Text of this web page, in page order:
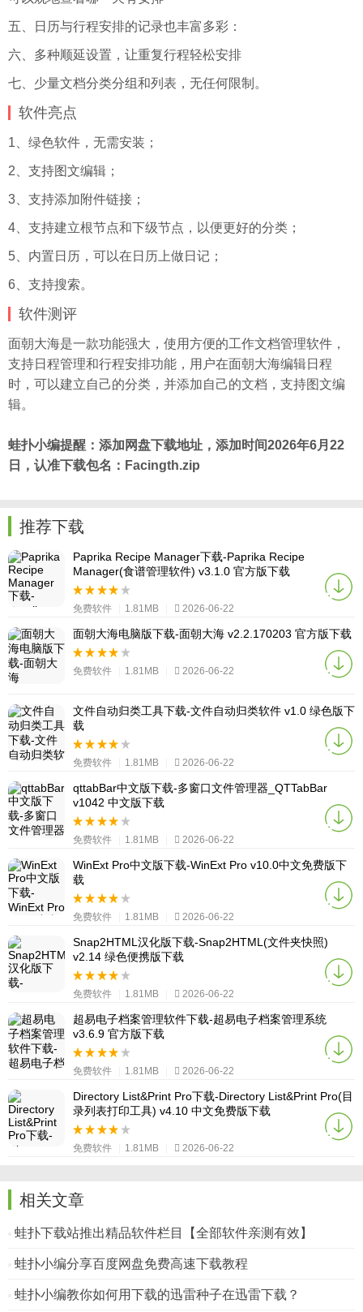
五、日历与行程安排的记录也丰富多彩：
六、多种顺延设置，让重复行程轻松安排
七、少量文档分类分组和列表，无任何限制。
软件亮点
1、绿色软件，无需安装；
2、支持图文编辑；
3、支持添加附件链接；
4、支持建立根节点和下级节点，以便更好的分类；
5、内置日历，可以在日历上做日记；
6、支持搜索。
软件测评
面朝大海是一款功能强大，使用方便的工作文档管理软件，
支持日程管理和行程安排功能，用户在面朝大海编辑日程
时，可以建立自己的分类，并添加自己的文档，支持图文编
辑。
蛙扑小编提醒：添加网盘下载地址，添加时间2026年6月22
日，认准下载包名：Facingth.zip
推荐下载
Paprika Recipe Manager下载-Paprika Recipe
Manager(食谱管理软件) v3.1.0 官方版下载
免费软件 1.81MB 2026-06-22
面朝大海电脑版下载-面朝大海 v2.2.170203 官方版下载
免费软件 1.81MB 2026-06-22
文件自动归类工具下载-文件自动归类软件 v1.0 绿色版下
载
免费软件 1.81MB 2026-06-22
qttabBar中文版下载-多窗口文件管理器_QTTabBar
v1042 中文版下载
免费软件 1.81MB 2026-06-22
WinExt Pro中文版下载-WinExt Pro v10.0中文免费版下
载
免费软件 1.81MB 2026-06-22
Snap2HTML汉化版下载-Snap2HTML(文件夹快照)
v2.14 绿色便携版下载
免费软件 1.81MB 2026-06-22
超易电子档案管理软件下载-超易电子档案管理系统
v3.6.9 官方版下载
免费软件 1.81MB 2026-06-22
Directory List&Print Pro下载-Directory List&Print Pro(目
录列表打印工具) v4.10 中文免费版下载
免费软件 1.81MB 2026-06-22
相关文章
蛙扑下载站推出精品软件栏目【全部软件亲测有效】
蛙扑小编分享百度网盘免费高速下载教程
蛙扑小编教你如何用下载的迅雷种子在迅雷下载？